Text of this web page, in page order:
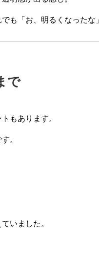
も「お、明るくなったな」
で
もあります。
。
いました。